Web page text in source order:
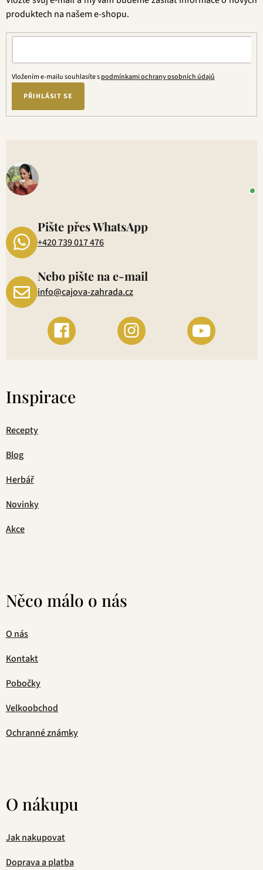
produktech na našem e-shopu.
Vložením e-mailu souhlasíte spodmínkami ochrany osobních údajů
PŘIHLÁSIT SE
Pište přes WhatsApp
+420 739 017 476
Nebo pište na e-mail
info@cajova-zahrada.cz
Inspirace
Recepty
Blog
Herbář
Novinky
Akce
Něco málo o nás
O nás
Kontakt
Pobočky
Velkoobchod
Ochranné známky
O nákupu
Jak nakupovat
Doprava a platba